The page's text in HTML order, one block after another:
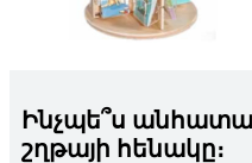
Ինչպե՞ս
շղթայի հենակը։